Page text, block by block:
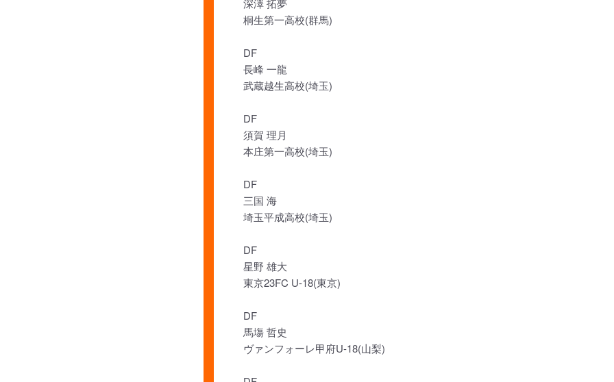
桐生第一高校(群馬)
DF
長峰 一龍
武蔵越生高校(埼玉)
DF
須賀 理月
本庄第一高校(埼玉)
DF
三国 海
埼玉平成高校(埼玉)
DF
星野 雄大
東京23FC U-18(東京)
DF
馬塲 哲史
ヴァンフォーレ甲府U-18(山梨)